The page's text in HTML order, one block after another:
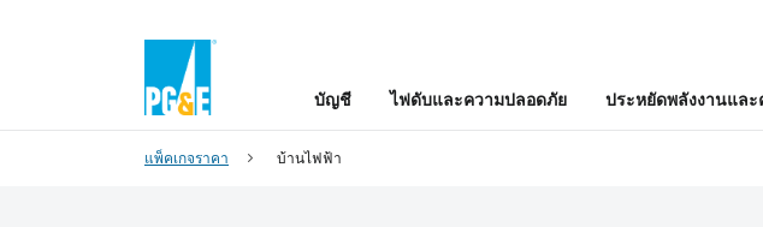
บัญชี ไฟดับและความปลอดภัย ประหยัดพลังงานและ
แพ็คเกจราคา บ้านไฟฟ้า